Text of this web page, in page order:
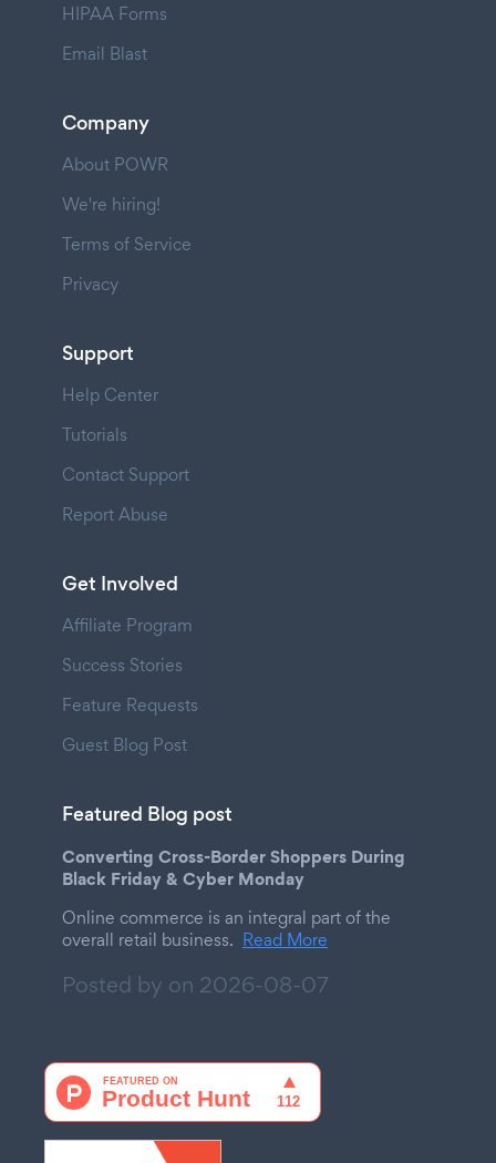
HIPAA Forms
Email Blast
Company
About POWR
We're hiring!
Terms of Service
Privacy
Support
Help Center
Tutorials
Contact Support
Report Abuse
Get Involved
Affiliate Program
Success Stories
Feature Requests
Guest Blog Post
Featured Blog post
Converting Cross-Border Shoppers During
Black Friday & Cyber Monday
Online commerce is an integral part of the
overall retail business. Read More
Posted by on 2026-08-07